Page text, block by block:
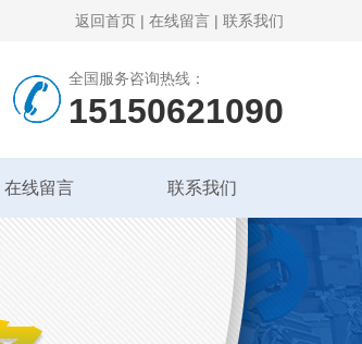
返回首页 | 在线留言 | 联系我们
全国服务咨询热线：
15150621090
在线留言 联系我们